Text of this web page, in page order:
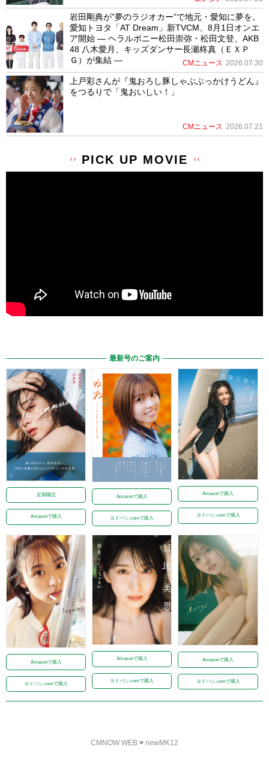
岩田剛典が”夢のラジオカー”で地元・愛知に夢を。
愛知トヨタ「AT Dream」新TVCM、8月1日オンエ
ア開始 ― ヘラルボニー松田崇弥・松田文登、AKB
48 八木愛月、キッズダンサー長瀬柊真（ＥＸＰ
Ｇ）が集結 ―
CMニュース 2026.07.30
上戸彩さんが『鬼おろし豚しゃぶぶっかけうどん』
をつるりで「鬼おいしい！」
CMニュース 2026.07.21
PICK UP MOVIE
最新号のご案内
定期購読
Amazonで購入
Amazonで購入
ヨドバシ.comで購入
Amazonで購入
ヨドバシ.comで購入
Amazonで購入
ヨドバシ.comで購入
Amazonで購入
ヨドバシ.comで購入
Amazonで購入
ヨドバシ.comで購入
CMNOW WEB > newMK12